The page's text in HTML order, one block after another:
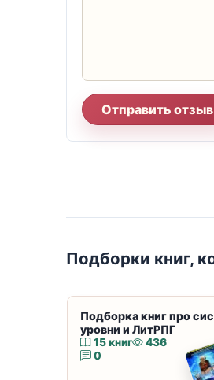
Отправить отзыв
Подборки книг,
Подборка книг про
уровни и ЛитРПГ
15 книг
436
0